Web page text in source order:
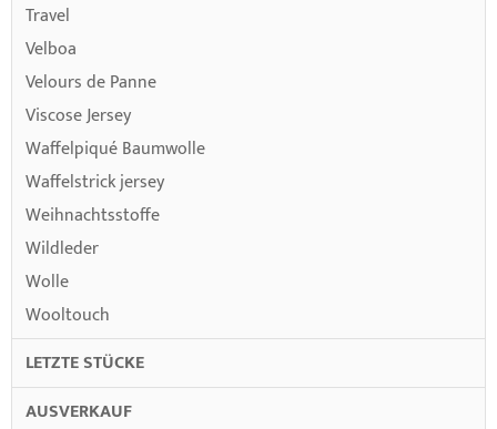
Travel
Velboa
Velours de Panne
Viscose Jersey
Waffelpiqué Baumwolle
Waffelstrick jersey
Weihnachtsstoffe
Wildleder
Wolle
Wooltouch
LETZTE STÜCKE
AUSVERKAUF